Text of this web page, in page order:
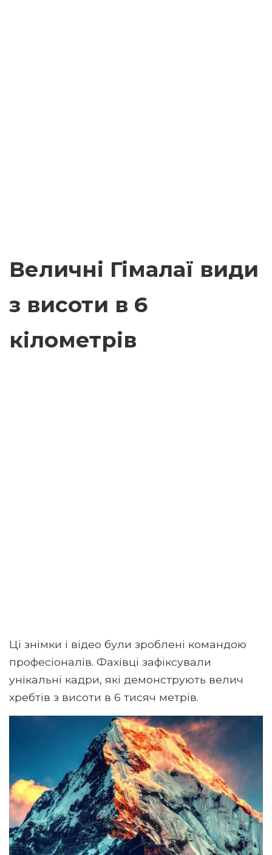
Величні Гімалаї види
з висоти в 6
кілометрів
Ці знімки і відео були зроблені командою
професіоналів. Фахівці зафіксували
унікальні кадри, які демонструють велич
хребтів з висоти в 6 тисяч метрів.